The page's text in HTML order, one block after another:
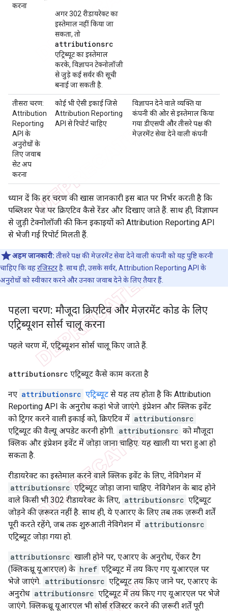
करना
अगर 302 रीडायरेक्ट का
इस्तेमाल नहीं किया जा
सकता, तो
attributionsrc
एट्रिब्यूट का इस्तेमाल
करके, विज्ञापन टेक्नोलॉजी
से जुड़े कई सर्वर की सूची
बनाई जा सकती है.
तीसरा चरण:
Attribution
Reporting
API के
अनुरोधों के
लिए जवाब
सेट अप
करना
कोई भी ऐसी इकाई जिसे
Attribution Reporting
API से रिपोर्ट चाहिए
विज्ञापन देने वाले व्यक्ति या
कंपनी की ओर से इस्तेमाल किया
गया डीएसपी और तीसरे पक्ष की
मेज़रमेंट सेवा देने वाली कंपनी
ध्यान दें कि हर चरण की खास जानकारी इस बात पर निर्भर करती है कि
पब्लिशर पेज पर क्रिएटिव कैसे रेंडर और दिखाए जाते हैं. साथ ही, विज्ञापन
से जुड़ी टेक्नोलॉजी की किन इकाइयों को Attribution Reporting API
से भेजी गई रिपोर्ट मिलती हैं.
अहम जानकारी: तीसरे पक्ष की मेज़रमेंट सेवा देने वाली कंपनी को यह पुष्टि करनी
चाहिए कि वहरजिस्टरहै. साथ ही, उसके सर्वर, Attribution Reporting API के
अनुरोधों को स्वीकार करने और उनका जवाब देने के लिए तैयार हैं.
पहला चरण: मौजूदा क्रिएटिव और मेज़रमेंट कोड के लिए
एट्रिब्यूशन सोर्स चालू करना
पहले चरण में, एट्रिब्यूशन सोर्स चालू किए जाते हैं.
attributionsrc एट्रिब्यूट कैसे काम करता है
नए attributionsrc एट्रिब्यूट से यह तय होता है कि Attribution
Reporting API के अनुरोध कहां भेजे जाएंगे. इंप्रेशन और क्लिक इवेंट
को ट्रिगर करने वाली इकाई को, क्रिएटिव में attributionsrc
एट्रिब्यूट की वैल्यू अपडेट करनी होगी. attributionsrc को मौजूदा
क्लिक और इंप्रेशन इवेंट में जोड़ा जाना चाहिए. यह खाली या भरा हुआ हो
सकता है.
रीडायरेक्ट का इस्तेमाल करने वाले क्लिक इवेंट के लिए, नेविगेशन में
attributionsrc एट्रिब्यूट जोड़ा जाना चाहिए. नेविगेशन के बाद होने
वाले किसी भी 302 रीडायरेक्ट के लिए, attributionsrc एट्रिब्यूट
जोड़ने की ज़रूरत नहीं है. साथ ही, ये एआरए के लिए तब तक ज़रूरी शर्तें
पूरी करते रहेंगे, जब तक शुरुआती नेविगेशन में attributionsrc
एट्रिब्यूट जोड़ा गया हो.
attributionsrc खाली होने पर, एआरए के अनुरोध, ऐंकर टैग
(क्लिकथ्रू यूआरएल) के href एट्रिब्यूट में तय किए गए यूआरएल पर
भेजे जाएंगे. attributionsrc एट्रिब्यूट तय किए जाने पर, एआरए के
अनुरोध attributionsrc एट्रिब्यूट में तय किए गए यूआरएल पर भेजे
जाएंगे. क्लिकथ्रू यूआरएल भी सोर्स रजिस्टर करने की ज़रूरी शर्तें पूरी